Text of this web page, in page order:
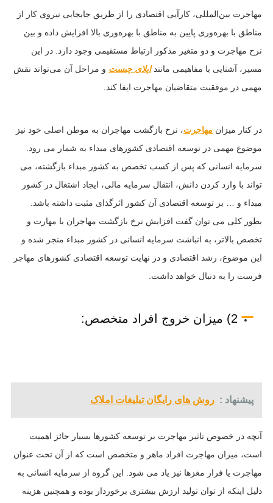
مهاجرت بین‌المللی، کارآیی اقتصادی را از طریق جابجایی نیروی کار از
مناطق با بهره‌وری پایین به مناطق با بهره‌وری بالا افزایش داده و بین
نرخ مهاجرت و دو متغیر مذکور ارتباط مستقیمی وجود دارد. در این
مسیر، آشنایی با مفاهیمی ماننداپلای چیست و مراحل آن می‌تواند نقش
مهمی در موفقیت متقاضیان مهاجرت ایفا کند.
در کنار میزان مهاجرت، نرخ بازگشت مهاجران به موطن اصلی خود نیز
موضوع مهمی در توسعه اقتصادی کشورهای مبداء به شمار می رود.
سرمایه انسانی که پس از کسب تخصص به کشور مبداء بازگشته، می
تواند با وارد کردن دانش، انتقال سرمایه مالی، ایجاد اشتغال در کشور
مبداء و … بر توسعه اقتصادی آن کشور اثرگذای مثبت داشته باشد.
بطور کلی می توان گفت افزایش نرخ بازگشت مهاجران با مهارت و
تخصص بالاتر، به انباشت سرمایه انسانی در کشور مبداء منجر شده و
این موضوع، رشد اقتصادی و در نهایت توسعه اقتصادی کشورهای مهاجر
فرست را به دنبال خواهد داشت.
2) میزان خروج افراد متخصص:
پیشنهاد : روش های رایگان تبلیغات املاک
آنچه در خصوص تاثیر مهاجرت بر توسعه کشورها بسیار حائز اهمیت
است، میزان مهاجرت افراد ماهر و متخصص است که از آن تحت عنوان
مهاجرت یا فرار مغزها نیز یاد می شود. این گروه از سرمایه انسانی به
دلیل اینکه از توان تولید ارزش بیشتری برخوردار بوده و همچنین هزینه